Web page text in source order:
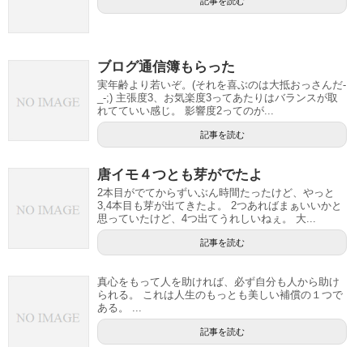
ブログ通信簿もらった
実年齢より若いぞ。(それを喜ぶのは大抵おっさんだ-
_-;) 主張度3、お気楽度3ってあたりはバランスが取
れてていい感じ。 影響度2ってのが...
記事を読む
唐イモ４つとも芽がでたよ
2本目がでてからずいぶん時間たったけど、やっと
3,4本目も芽が出てきたよ。 2つあればまぁいいかと
思っていたけど、4つ出てうれしいねぇ。 大...
記事を読む
真心をもって人を助ければ、必ず自分も人から助け
られる。 これは人生のもっとも美しい補償の１つで
ある。 ...
記事を読む